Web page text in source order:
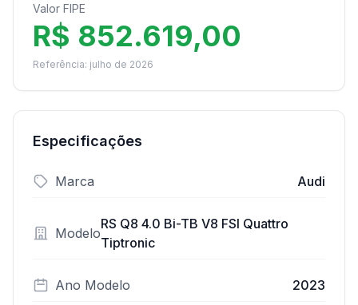
Valor FIPE
R$ 852.619,00
Referência: julho de 2026
Especificações
Marca Audi
Modelo
RS Q8 4.0 Bi-TB V8 FSI Quattro
Tiptronic
Ano Modelo 2023